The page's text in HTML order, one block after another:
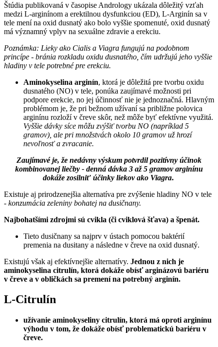
Štúdia publikovaná v časopise Andrology ukázala dôležitý vzťah
medzi L-arginínom a erektilnou dysfunkciou (ED), L-Arginín sa v
tele mení na oxid dusnatý ako bolo vyššie spomenuté, oxid dusnatý
má významný vplyv na sexuálne zdravie a erekciu.
Poznámka: Lieky ako Cialis a Viagra fungujú na podobnom
princípe - bránia rozkladu oxidu dusnatého, čím udržujú jeho vyššie
hladiny v tele potrebné pre erekciu.
Aminokyselina arginín, ktorá je dôležitá pre tvorbu oxidu
dusnatého (NO) v tele, ponúka zaujímavé možnosti pri
podpore erekcie, no jej účinnosť nie je jednoznačná. Hlavným
problémom je, že pri bežnom užívaní sa približne polovica
arginínu rozloží v čreve skôr, než môže byť efektívne využitá.
Vyššie dávky síce môžu zvýšiť tvorbu NO (napríklad 5
gramov), ale pri množstvách okolo 10 gramov už hrozí
nevoľnosť a zvracanie.
Zaujímavé je, že nedávny výskum potvrdil pozitívny účinok
kombinovanej liečby - denná dávka 3 až 5 gramov arginínu
dokáže zosilniť účinky liekov ako Viagra.
Existuje aj prirodzenejšia alternatíva pre zvýšenie hladiny NO v tele
- konzumácia zeleniny bohatej na dusičnany.
Najbohatšími zdrojmi sú cvikla (či cviklová šťava) a špenát.
Tieto dusičnany sa najprv v ústach pomocou baktérií
premenia na dusitany a následne v čreve na oxid dusnatý.
Existujú však aj efektívnejšie alternatívy. Jednou z nich je
aminokyselina citrulín, ktorá dokáže obísť arginázovú bariéru
v čreve a v obličkách sa premení na potrebný arginín.
L-Citrulín
užívanie aminokyseliny citrulín, ktorá má oproti arginínu
výhodu v tom, že dokáže obísť problematickú bariéru v
čreve.